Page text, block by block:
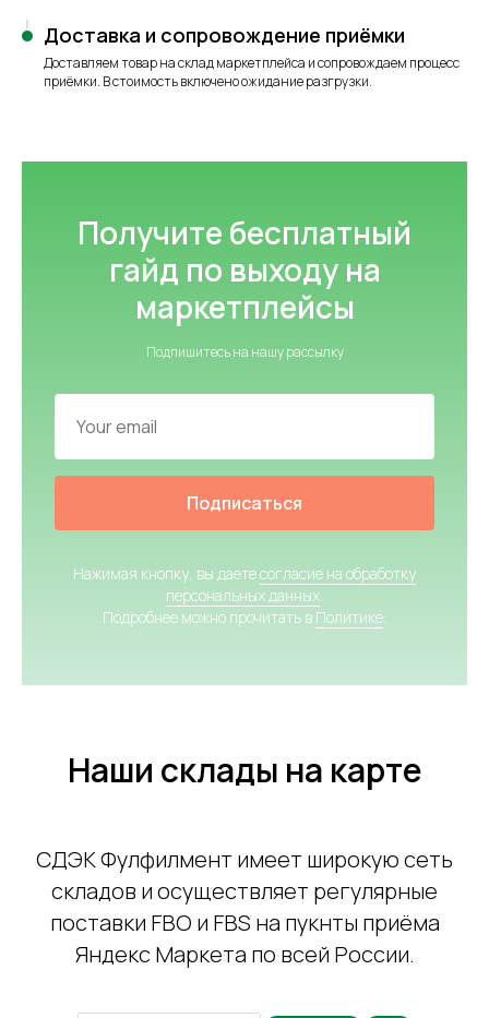
Доставка и сопровождение приёмки
Доставляем товар на склад маркетплейса и сопровождаем процесс
приёмки. В стоимость включено ожидание разгрузки.
Получите бесплатный
гайд по выходу на
маркетплейсы
Подпишитесь на нашу рассылку
Подписаться
Нажимая кнопку, вы даетесогласие на обработку
персональных данных
Подробнее можно прочитать в Политике
Наши склады на карте
СДЭК Фулфилмент имеет широкую сеть
складов и осуществляет регулярные
поставки FBO и FBS на пукнты приёма
Яндекс Маркета по всей России.